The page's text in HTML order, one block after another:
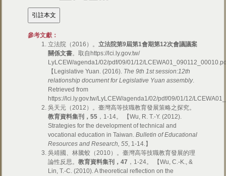
參考文獻：
立法院（2016）。立法院第9屆第1會期第12次會議議案
關係文書。取自https://lci.ly.gov.tw/
LyLCEW/agenda1/02/pdf/09/01/12/
【Legislative Yuan. (2016). The 9th 1st session:12th
relationship document for Legislative Yuan assembly.
Retrieved from
https://lci.ly.gov.tw/LyLCEW/agenda1/02/pdf/09/01/12/
吳天元（2012）。臺灣高等技職教育發展策略之探究。
教育資料集刊，55 ，1-14。 【Wu, R. T.-Y. (2012).
Strategies for the development of technical and
vocational education in Taiwan.Bulletin of Educational
Resources and Research, 55, 1-14.】
吳靖國、林騰蛟（2010）。臺灣高等技職教育發展的理
論性反思。教育資料集刊，47 ，1-24。 【Wu, C.-K., &
Lin, T.-C. (2010). A theoretical reflection on the